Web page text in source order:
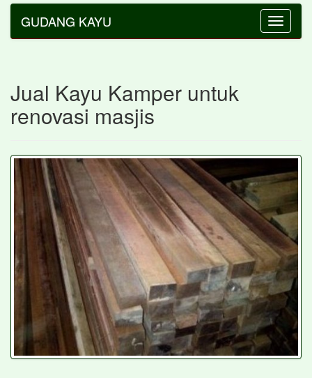
Toggle
GUDANG KAYU
Jual Kayu Kamper untuk
renovasi masjis